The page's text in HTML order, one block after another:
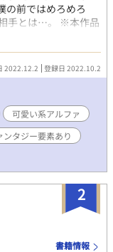
の前ではめろめろ
手とは…。 ※本作品
す。大学生になる終
＊吉田 嵐太 （‪α‬）
ッサーパンダ
向あり。 ＊壱与 瑞
校1年 Cクラス 獣
74 ★嵐太に盲目、
の特性を持つ人類
いう‪α‬、 β、Ωとい
定含みます。 ※ス
リ壱与の恋を、基
くだされば幸いで
いただき感謝に堪え
お陰です。 嵐太と
いました。 近々、卒
と思っております。
2022.12.2 登録日 2022.10.2
可愛い系アルファ
ンタジー要素あり
2
書籍情報